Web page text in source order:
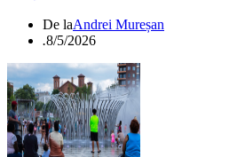
De laAndrei Mureșan
.8/5/2026